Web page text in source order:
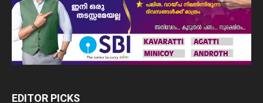
EDITOR PICKS